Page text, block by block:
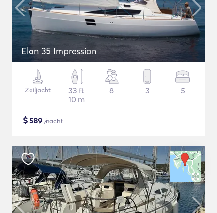
Elan 35 Impression
Zeiljacht
33 ft
10 m
8 3 5
$589 /nacht